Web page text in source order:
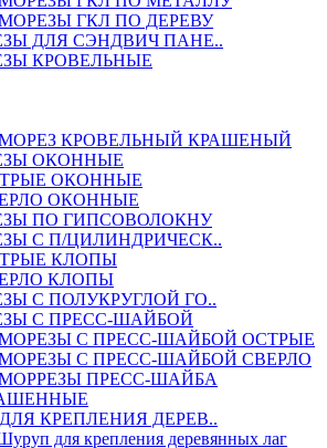
ГКЛ ПО ДЕРЕВУ
ДЛЯ СЭНДВИЧ ПАНЕ..
КРОВЕЛЬНЫЕ
КРОВЕЛЬНЫЙ КРАШЕНЫЙ
ОКОННЫЕ
ОКОННЫЕ
ОКОННЫЕ
ПО ГИПСОВОЛОКНУ
С П/ЦИЛИНДРИЧЕСК..
КЛОПЫ
КЛОПЫ
С ПОЛУКРУГЛОЙ ГО..
С ПРЕСС-ШАЙБОЙ
С ПРЕСС-ШАЙБОЙ ОСТРЫЕ
С ПРЕСС-ШАЙБОЙ СВЕРЛО
ПРЕСС-ШАЙБА
КРЕПЛЕНИЯ ДЕРЕВ..
для крепления деревянных лаг